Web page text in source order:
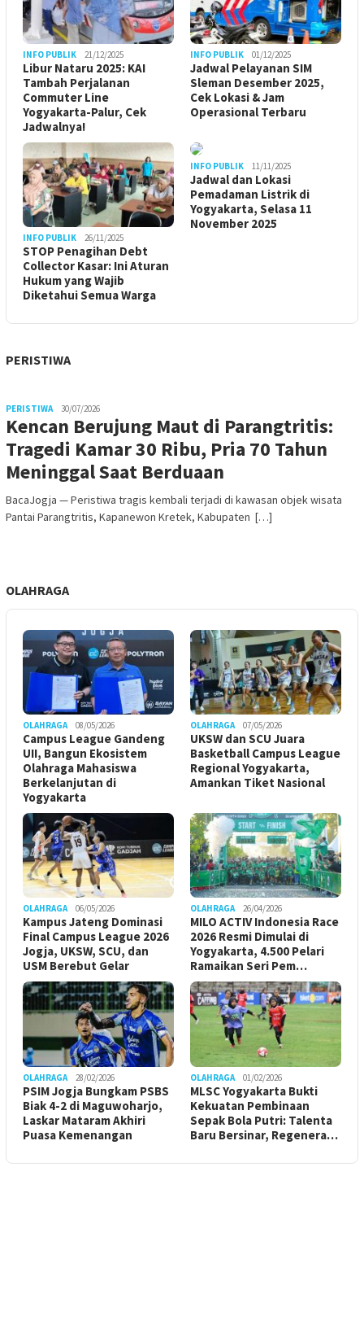
INFO PUBLIK 21/12/2025
Libur Nataru 2025: KAI
Tambah Perjalanan
Commuter Line
Yogyakarta-Palur, Cek
Jadwalnya!
INFO PUBLIK 01/12/2025
Jadwal Pelayanan SIM
Sleman Desember 2025,
Cek Lokasi & Jam
Operasional Terbaru
INFO PUBLIK 26/11/2025
STOP Penagihan Debt
Collector Kasar: Ini Aturan
Hukum yang Wajib
Diketahui Semua Warga
INFO PUBLIK 11/11/2025
Jadwal dan Lokasi
Pemadaman Listrik di
Yogyakarta, Selasa 11
November 2025
PERISTIWA
PERISTIWA 30/07/2026
Kencan Berujung Maut di Parangtritis:
Tragedi Kamar 30 Ribu, Pria 70 Tahun
Meninggal Saat Berduaan
BacaJogja — Peristiwa tragis kembali terjadi di kawasan objek wisata
Pantai Parangtritis, Kapanewon Kretek, Kabupaten […]
OLAHRAGA
OLAHRAGA 08/05/2026
Campus League Gandeng
UII, Bangun Ekosistem
Olahraga Mahasiswa
Berkelanjutan di
Yogyakarta
OLAHRAGA 07/05/2026
UKSW dan SCU Juara
Basketball Campus League
Regional Yogyakarta,
Amankan Tiket Nasional
OLAHRAGA 06/05/2026
Kampus Jateng Dominasi
Final Campus League 2026
Jogja, UKSW, SCU, dan
USM Berebut Gelar
OLAHRAGA 26/04/2026
MILO ACTIV Indonesia Race
2026 Resmi Dimulai di
Yogyakarta, 4.500 Pelari
Ramaikan Seri Pem…
OLAHRAGA 28/02/2026
PSIM Jogja Bungkam PSBS
Biak 4-2 di Maguwoharjo,
Laskar Mataram Akhiri
Puasa Kemenangan
OLAHRAGA 01/02/2026
MLSC Yogyakarta Bukti
Kekuatan Pembinaan
Sepak Bola Putri: Talenta
Baru Bersinar, Regenera…